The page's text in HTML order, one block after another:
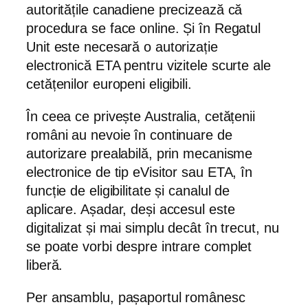
autoritățile canadiene precizează că
procedura se face online. Și în Regatul
Unit este necesară o autorizație
electronică ETA pentru vizitele scurte ale
cetățenilor europeni eligibili.
În ceea ce privește Australia, cetățenii
români au nevoie în continuare de
autorizare prealabilă, prin mecanisme
electronice de tip eVisitor sau ETA, în
funcție de eligibilitate și canalul de
aplicare. Așadar, deși accesul este
digitalizat și mai simplu decât în trecut, nu
se poate vorbi despre intrare complet
liberă.
Per ansamblu, pașaportul românesc